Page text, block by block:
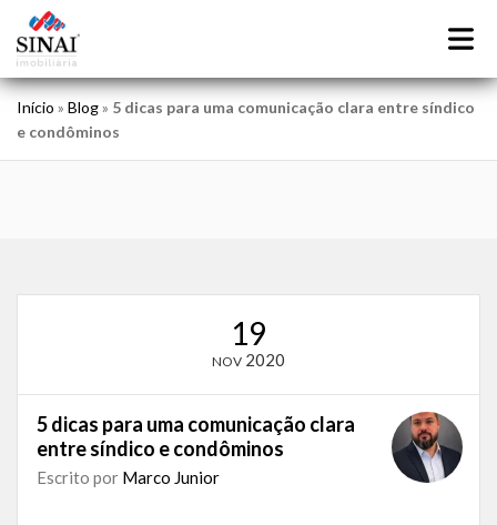
Início » Blog» 5 dicas para uma comunicação clara entre síndico
e condôminos
19
NOV 2020
5 dicas para uma comunicação clara
entre síndico e condôminos
Escrito por Marco Junior